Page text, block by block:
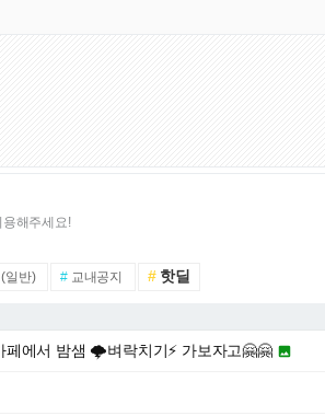
해주세요!
일반) #교내공지 #핫딜
에서 밤샘 🌩벼락치기⚡️ 가보자고🤗🤗 